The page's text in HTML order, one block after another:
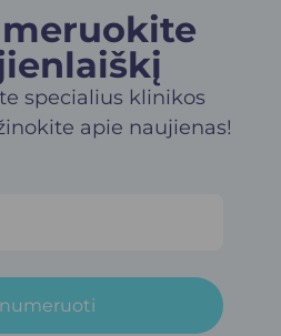
specialius klinikos
apie naujienas!